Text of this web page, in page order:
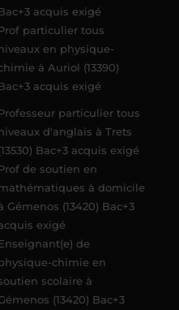
acquis exigé
particulier tous
en physique-
à Auriol (13390)
acquis exigé
particulier tous
d'anglais à Trets
Bac+3 acquis exigé
de soutien en
à domicile
Gémenos (13420) Bac+3
exigé
de
chimie en
scolaire à
(13420) Bac+3